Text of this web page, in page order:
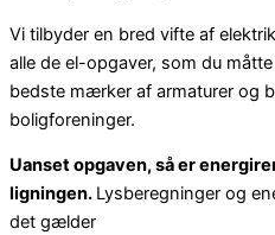
Vi tilbyder en bred vifte af
alle de el-opgaver, som du
bedste mærker af armaturer og
boligforeninger.
Uanset opgaven, så er
ligningen. Lysberegninger og
det gælder